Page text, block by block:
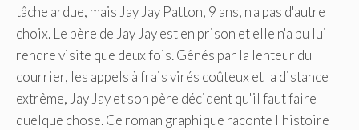
tâche ardue, mais Jay Jay Patton, 9 ans, n'a pas d'autre
choix. Le père de Jay Jay est en prison et elle n'a pu lui
rendre visite que deux fois. Gênés par la lenteur du
courrier, les appels à frais virés coûteux et la distance
extrême, Jay Jay et son père décident qu'il faut faire
quelque chose. Ce roman graphique raconte l'histoire